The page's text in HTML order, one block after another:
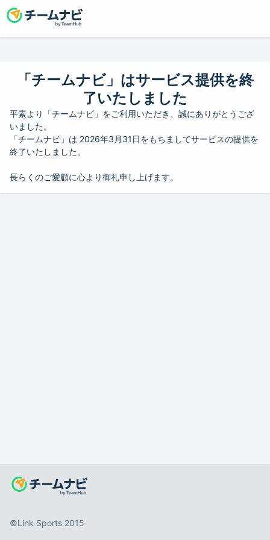
「チームナビ」はサービス提供を終
了いたしました
平素より「チームナビ」をご利用いただき、誠にありがとうござ
いました。
「チームナビ」は 2026年3月31日をもちましてサービスの提供を
終了いたしました。
長らくのご愛顧に心より御礼申し上げます。
©️Link Sports 2015